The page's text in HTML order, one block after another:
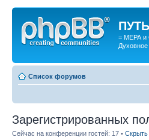
ПУТЬ
= МЕРА и
Список форумов
Зарегистрированных
Сейчас на конференции гостей: 17 • Скрыть